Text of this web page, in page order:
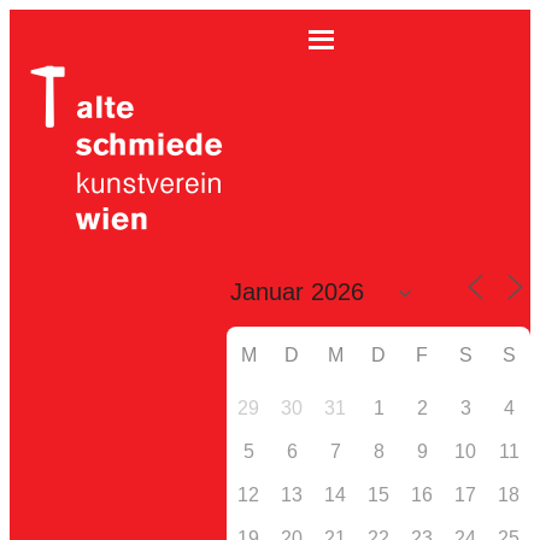
M D M D F S S
29 30 31 1 2 3 4
5 6 7 8 9 10 11
12 13 14 15 16 17 18